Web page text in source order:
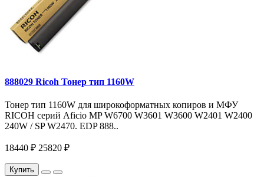
888029 Ricoh Тонер тип 1160W
Тонер тип 1160W для широкоформатных копиров и МФУ
RICOH серий Aficio MP W6700 W3601 W3600 W2401 W2400
240W / SP W2470. EDP 888..
18440 ₽ 25820 ₽
Купить